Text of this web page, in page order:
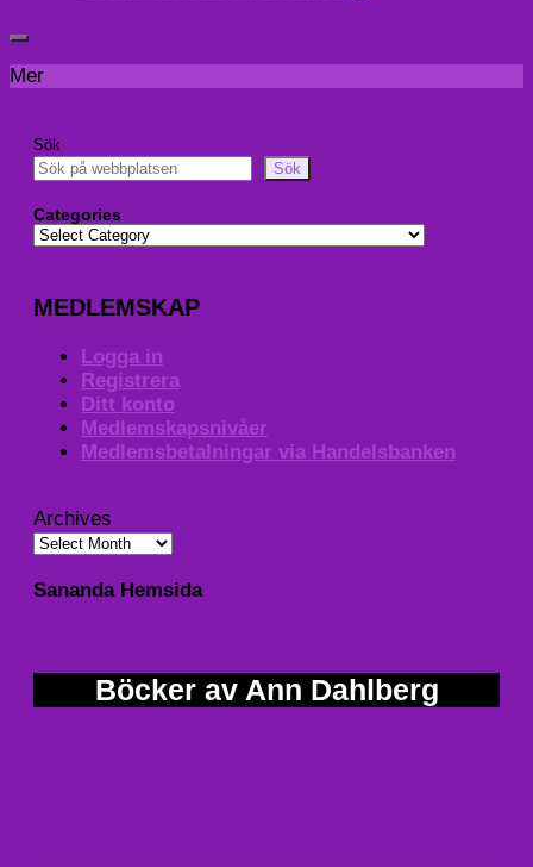
Mer
Sök
Sök
Categories
MEDLEMSKAP
Logga in
Registrera
Ditt konto
Medlemskapsnivåer
Medlemsbetalningar via Handelsbanken
Archives
Sananda Hemsida
Böcker av Ann Dahlberg